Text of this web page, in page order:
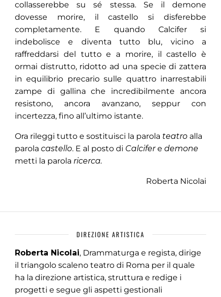
collasserebbe su sé stessa. Se il demone
dovesse morire, il castello si disferebbe
completamente. E quando Calcifer si
indebolisce e diventa tutto blu, vicino a
raffreddarsi del tutto e a morire, il castello è
ormai distrutto, ridotto ad una specie di zattera
in equilibrio precario sulle quattro inarrestabili
zampe di gallina che incredibilmente ancora
resistono, ancora avanzano, seppur con
incertezza, fino all’ultimo istante.
Ora rileggi tutto e sostituisci la parola teatro alla
parola castello. E al posto di Calcifere demone
metti la parola ricerca.
Roberta Nicolai
DIREZIONE ARTISTICA
Roberta Nicolai, Drammaturga e regista, dirige
il triangolo scaleno teatro di Roma per il quale
ha la direzione artistica, struttura e redige i
progetti e segue gli aspetti gestionali